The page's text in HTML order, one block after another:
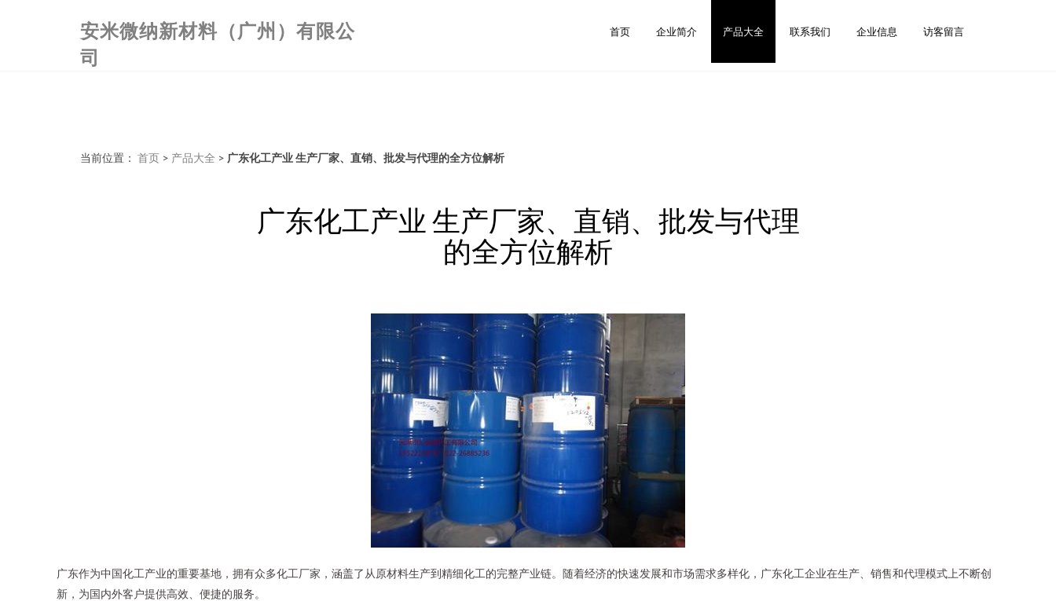
安米微纳新材料（广州）有限公
司
首页 企业简介 产品大全 联系我们 企业信息 访客留言
当前位置： 首页 > 产品大全 > 广东化工产业 生产厂家、直销、批发与代理的全方位解析
广东化工产业 生产厂家、直销、批发与代理
的全方位解析
广东作为中国化工产业的重要基地，拥有众多化工厂家，涵盖了从原材料生产到精细化工的完整产业链。随着经济的快速发展和市场需求多样化，广东化工企业在生产、销售和代理模式上不断创
新，为国内外客户提供高效、便捷的服务。